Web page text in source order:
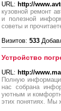
URL: http://
кузовной ремонт
и полезной
советы и
Визитов: 533
Устройство
URL: http://
Полную
нас собрана
уютным и
этих понятиях. Мы